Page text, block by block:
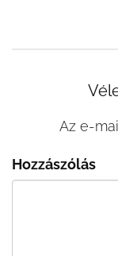
Az e-
Hozzászólás